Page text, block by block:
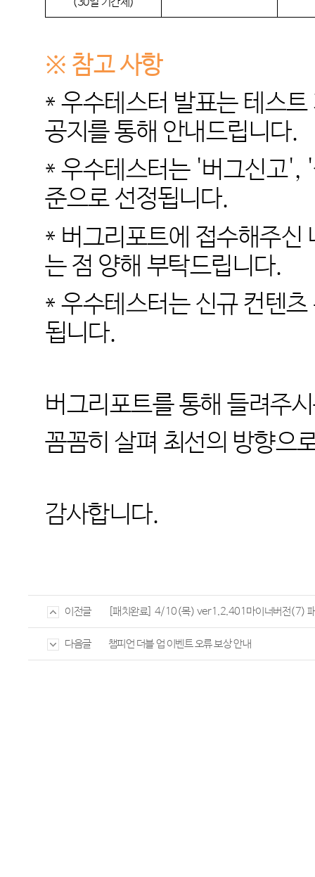
※ 참고 사항
* 우수테스터 발표는 테스
공지를 통해 안내드립니다.
* 우수테스터는 '버그신고',
준으로 선정됩니다.
* 버그리포트에 접수해주신
는 점 양해 부탁드립니다.
* 우수테스터는 신규 컨텐
됩니다.
버그리포트를 통해 들려주
꼼꼼히 살펴 최선의 방향으
감사합니다.
이전글 [패치완료] 4/10(목) ver1.2.401마이너버전(7)
다음글 챔피언 더블 업 이벤트 오류 보상 안내